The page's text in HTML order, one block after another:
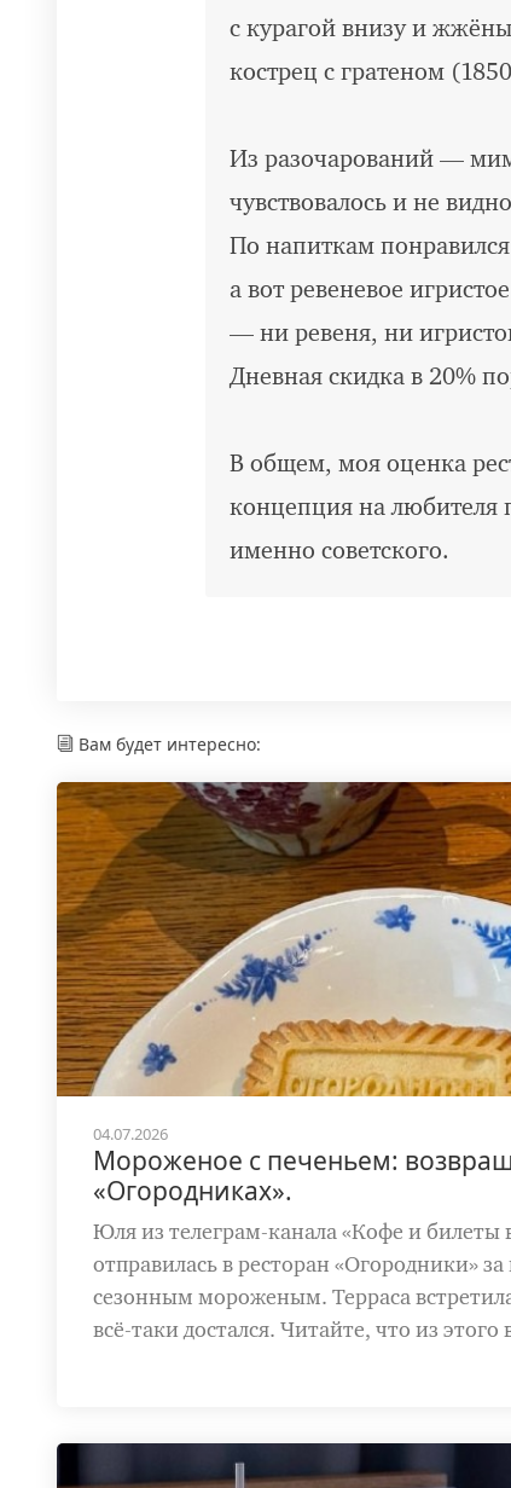
с курагой внизу и
кострец с гратеном
Из разочарований —
чувствовалось и не
По напиткам
а вот ревеневое
— ни ревеня, ни
Дневная скидка в 20%
В общем, моя оценка
концепция на любителя
именно советского.
Вам будет интересно:
04.07.2026
Мороженое с печеньем:
«Огородниках».
Юля из телеграм-канала «Кофе и билеты
отправилась в ресторан «Огородники»
сезонным мороженым. Терраса
всё-таки достался. Читайте, что из